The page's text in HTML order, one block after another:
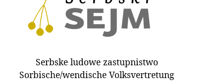
PROTOKOLE / WOBZAMKNJENJA
DARY
ZAPÓSŁANCY
Serbske ludowe zastupnistwo
Sorbische/wendische Volksvertretung